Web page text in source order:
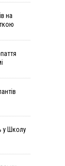
за
на
у Школу